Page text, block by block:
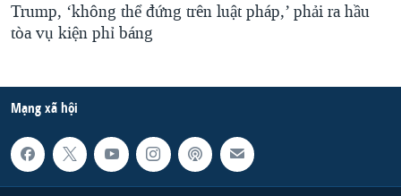
Trump, ‘không thể đứng trên luật pháp,’ phải ra hầu
tòa vụ kiện phỉ báng
Mạng xã hội